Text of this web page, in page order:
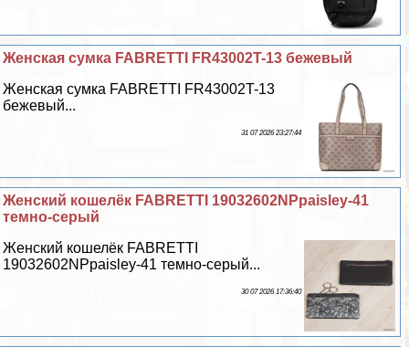
Женская сумка FABRETTI FR43002T-13 бежевый
Женская сумка FABRETTI FR43002T-13
бежевый...
31 07 2026 23:27:44
Женский кошелёк FABRETTI 19032602NPpaisley-41
темно-серый
Женский кошелёк FABRETTI
19032602NPpaisley-41 темно-серый...
30 07 2026 17:36:40